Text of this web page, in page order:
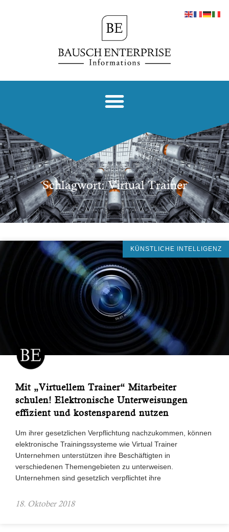
Schlagwort: Virtual Trainer
KÜNSTLICHE INTELLIGENZ
Mit „Virtuellem Trainer“ Mitarbeiter
schulen! Elektronische Unterweisungen
effizient und kostensparend nutzen
Um ihrer gesetzlichen Verpflichtung nachzukommen, können
elektronische Trainingssysteme wie Virtual Trainer
Unternehmen unterstützen ihre Beschäftigten in
verschiedenen Themengebieten zu unterweisen.
Unternehmen sind gesetzlich verpflichtet ihre
18. Oktober 2018